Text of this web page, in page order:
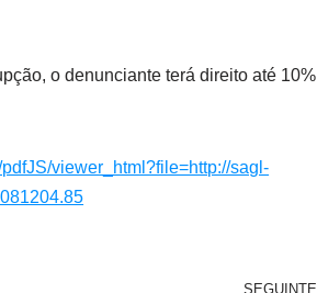
o denunciante terá direito até 10%
viewer_html?file=http://sagl-
SEGUINTE